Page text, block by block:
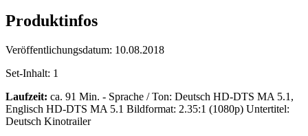
Produktinfos
Veröffentlichungsdatum: 10.08.2018
Set-Inhalt: 1
Laufzeit: ca. 91 Min. - Sprache / Ton: Deutsch HD-DTS MA 5.1,
Englisch HD-DTS MA 5.1 Bildformat: 2.35:1 (1080p) Untertitel:
Deutsch Kinotrailer